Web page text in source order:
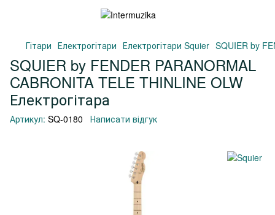
Гітари Електрогітари Електрогітари Squier SQUIER by
SQUIER by FENDER PARANORMAL
CABRONITA TELE THINLINE OLW
Електрогітара
Артикул: SQ-0180 Написати відгук